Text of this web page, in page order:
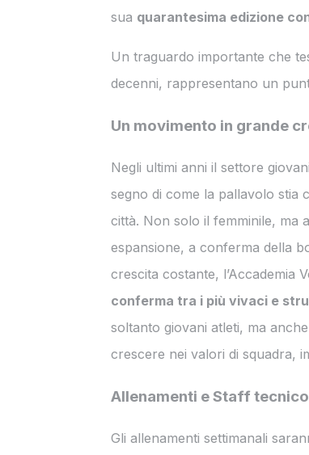
sua quarantesima edizione
Un traguardo importante che
decenni, rappresentano un
Un movimento in grande
Negli ultimi anni il settore
segno di come la pallavolo stia
città. Non solo il femminile, ma
espansione, a conferma della
crescita costante, l’Accademia
conferma tra i più vivaci e
soltanto giovani atleti, ma
crescere nei valori di squadra,
Allenamenti e Staff tecnico
Gli allenamenti settimanali